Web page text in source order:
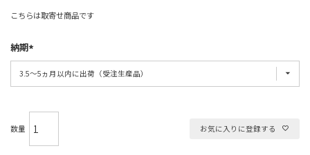
こちらは取寄せ商品です
納期
お気に入りに登録する